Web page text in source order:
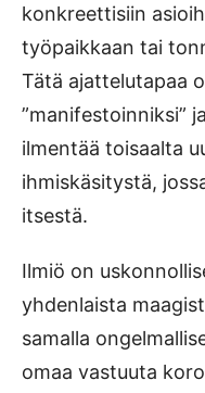
konkreettisiin
työpaikkaan tai
Tätä ajattelutapaa
”manifestoinniksi”
ilmentää toisaalta
ihmiskäsitystä,
itsestä.
Ilmiö on
yhdenlaista
samalla
omaa vastuuta